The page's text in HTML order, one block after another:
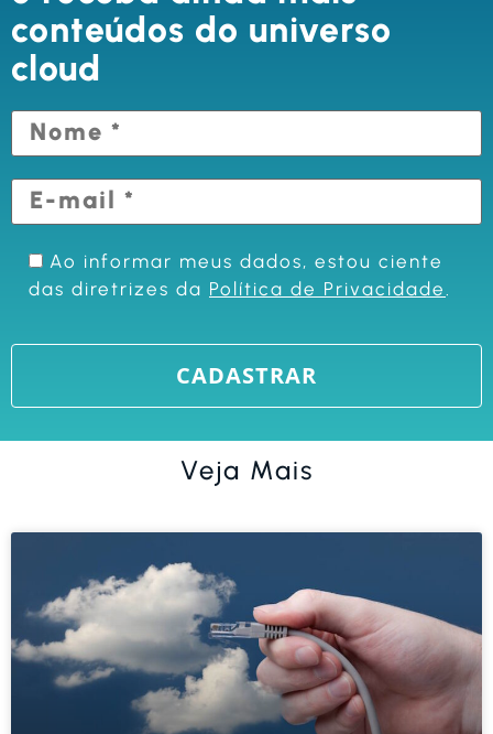
conteúdos do universo
cloud
Ao informar meus dados, estou ciente
das diretrizes da Política de Privacidade
Veja Mais